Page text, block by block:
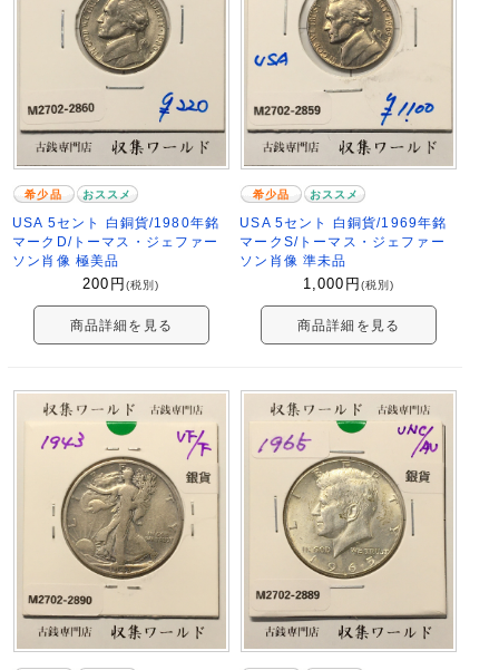
希少品 おススメ
USA 5セント 白銅貨/1980年銘
マークD/トーマス・ジェファー
ソン肖像 極美品
200 円 (税別)
商品詳細を見る
希少品 おススメ
USA 5セント 白銅貨/1969年銘
マークS/トーマス・ジェファー
ソン肖像 準未品
1,000 円 (税別)
商品詳細を見る